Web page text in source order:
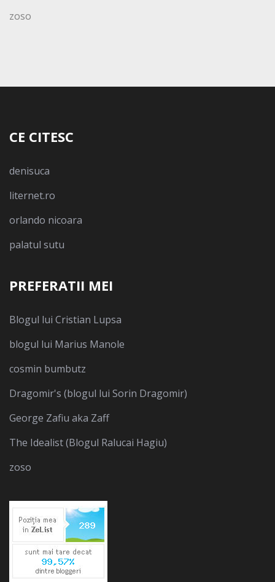
zoso
CE CITESC
denisuca
liternet.ro
orlando nicoara
palatul sutu
PREFERATII MEI
Blogul lui Cristian Lupsa
blogul lui Marius Manole
cosmin bumbutz
Dragomir's (blogul lui Sorin Dragomir)
George Zafiu aka Zaff
The Idealist (Blogul Ralucai Hagiu)
zoso